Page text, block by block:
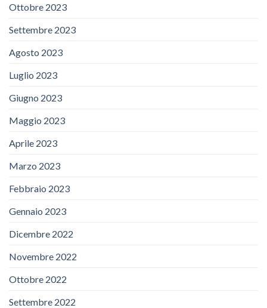
Ottobre 2023
Settembre 2023
Agosto 2023
Luglio 2023
Giugno 2023
Maggio 2023
Aprile 2023
Marzo 2023
Febbraio 2023
Gennaio 2023
Dicembre 2022
Novembre 2022
Ottobre 2022
Settembre 2022